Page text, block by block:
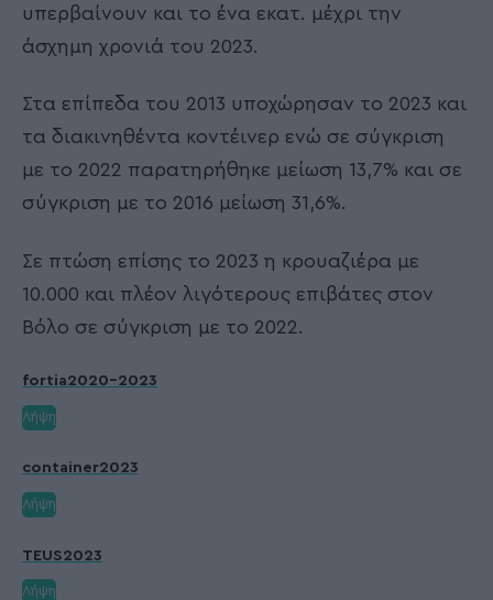
υπερβαίνουν και το ένα εκατ. μέχρι την
άσχημη χρονιά του 2023.
Στα επίπεδα του 2013 υποχώρησαν το 2023 και
τα διακινηθέντα κοντέινερ ενώ σε σύγκριση
με το 2022 παρατηρήθηκε μείωση 13,7% και σε
σύγκριση με το 2016 μείωση 31,6%.
Σε πτώση επίσης το 2023 η κρουαζιέρα με
10.000 και πλέον λιγότερους επιβάτες στον
Βόλο σε σύγκριση με το 2022.
fortia2020-2023
Λήψη
container2023
Λήψη
TEUS2023
Λήψη